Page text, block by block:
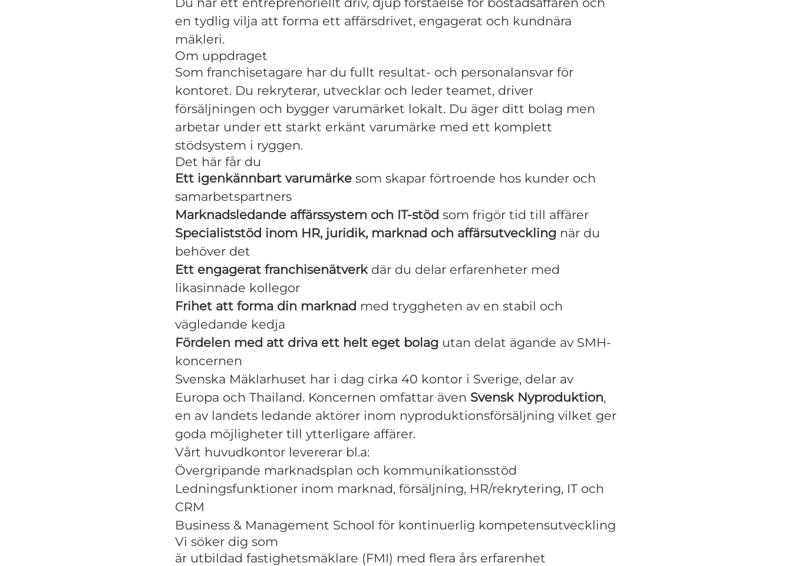
en tydlig vilja att forma ett affärsdrivet, engagerat och kundnära
mäkleri.
Om uppdraget
Som franchisetagare har du fullt resultat- och personalansvar för
kontoret. Du rekryterar, utvecklar och leder teamet, driver
försäljningen och bygger varumärket lokalt. Du äger ditt bolag men
arbetar under ett starkt erkänt varumärke med ett komplett
stödsystem i ryggen.
Det här får du
Ett igenkännbart varumärke som skapar förtroende hos kunder och
samarbetspartners
Marknadsledande affärssystem och IT‑stöd som frigör tid till affärer
Specialiststöd inom HR, juridik, marknad och affärsutveckling när du
behöver det
Ett engagerat franchisenätverkdär du delar erfarenheter med
likasinnade kollegor
Frihet att forma din marknad med tryggheten av en stabil och
vägledande kedja
Fördelen med att driva ett helt eget bolag utan delat ägande av SMH-
koncernen
Svenska Mäklarhuset har i dag cirka 40 kontor i Sverige, delar av
Europa och Thailand. Koncernen omfattar även Svensk Nyproduktion,
en av landets ledande aktörer inom nyproduktionsförsäljning vilket ger
goda möjligheter till ytterligare affärer.
Vårt huvudkontor levererar bl.a:
Övergripande marknadsplan och kommunikationsstöd
Ledningsfunktioner inom marknad, försäljning, HR/rekrytering, IT och
CRM
Business & Management School för kontinuerlig kompetensutveckling
Vi söker dig som
är utbildad fastighetsmäklare (FMI) med flera års erfarenhet